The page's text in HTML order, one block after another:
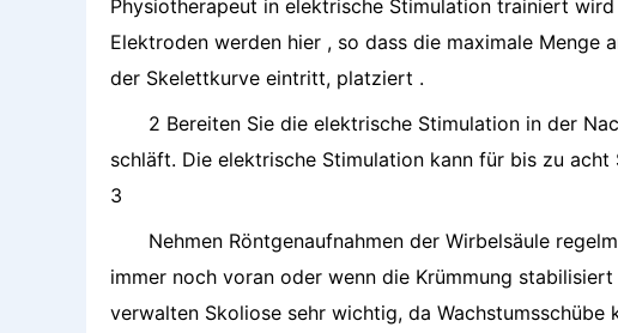
Physiotherapeut in elektrische Stimulation trainiert
Elektroden werden hier , so dass die maximale Menge
der Skelettkurve eintritt, platziert .
2 Bereiten Sie die elektrische Stimulation in der
schläft. Die elektrische Stimulation kann für bis zu acht
3
Nehmen Röntgenaufnahmen der Wirbelsäule
immer noch voran oder wenn die Krümmung
verwalten Skoliose sehr wichtig, da